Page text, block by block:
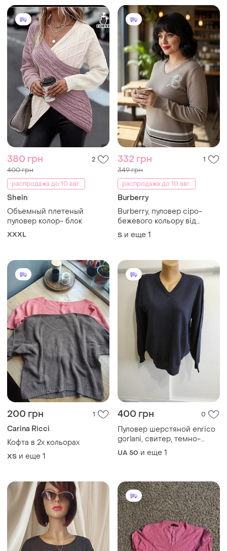
380 грн 2
400 грн
распродажа до 10 авг.
Shein
Объемный плетеный
пуловер колор- блок
XXXL
332 грн 1
349 грн
распродажа до 10 авг.
Burberry
Burberry, пуловер сіро-
бежевого кольору від
люксового бренду
S и еще 1
200 грн 1
Carina Ricci
Кофта в 2х кольорах
ХS и еще 1
400 грн 0
Пуловер шерстяной enrico
gorlani, свитер, темно-
синий, унисекс
UA 50 и еще 1